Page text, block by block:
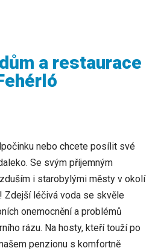
a restaurace
nebo chcete posílit své
Se svým příjemným
i starobylými městy v okolí
Zdejší léčivá voda se skvěle
onemocnění a problémů
rázu. Na hosty, kteří touží po
penzionu s komfortně